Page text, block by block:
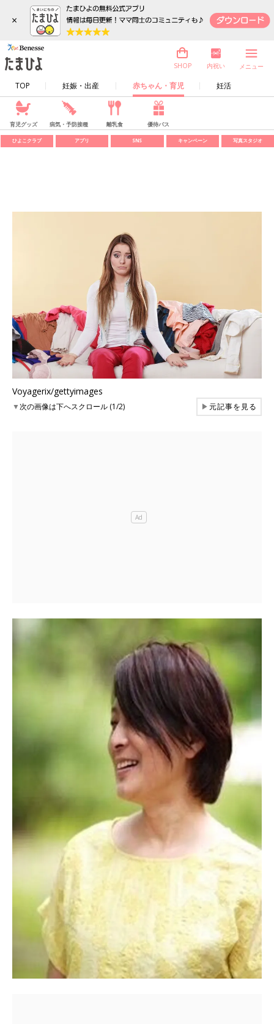
×
TOP 妊娠・出産 赤ちゃん・育児 妊活
SHOP 内祝い メニュー
育児グッズ 病気・予防接種 離乳食 優待パス
ひよこクラブ アプリ SNS キャンペーン 写真スタジオ
Voyagerix/gettyimages
▼次の画像は下へスクロール (1/2) ▶元記事を見る